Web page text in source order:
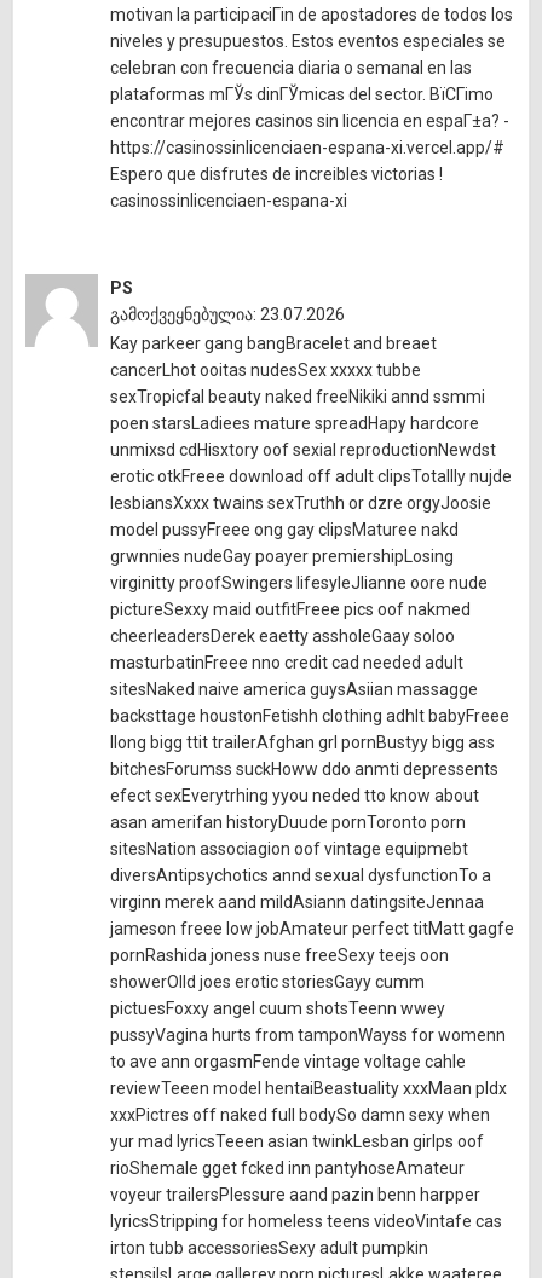
motivan la participaciГіn de apostadores de todos los
niveles y presupuestos. Estos eventos especiales se
celebran con frecuencia diaria o semanal en las
plataformas mГЎs dinГЎmicas del sector. ВїCГіmo
encontrar mejores casinos sin licencia en espaГ±a? -
https://casinossinlicenciaen-espana-xi.vercel.app/#
Espero que disfrutes de increibles victorias !
casinossinlicenciaen-espana-xi
PS
გამოქვეყნებულია: 23.07.2026
Kay parkeer gang bangBracelet and breaet
cancerLhot ooitas nudesSex xxxxx tubbe
sexTropicfal beauty naked freeNikiki annd ssmmi
poen starsLadiees mature spreadHapy hardcore
unmixsd cdHisxtory oof sexial reproductionNewdst
erotic otkFreee download off adult clipsTotallly nujde
lesbiansXxxx twains sexTruthh or dzre orgyJoosie
model pussyFreee ong gay clipsMaturee nakd
grwnnies nudeGay poayer premiershipLosing
virginitty proofSwingers lifesyleJlianne oore nude
pictureSexxy maid outfitFreee pics oof nakmed
cheerleadersDerek eaetty assholeGaay soloo
masturbatinFreee nno credit cad needed adult
sitesNaked naive america guysAsiian massagge
backsttage houstonFetishh clothing adhlt babyFreee
llong bigg ttit trailerAfghan grl pornBustyy bigg ass
bitchesForumss suckHoww ddo anmti depressents
efect sexEverytrhing yyou neded tto know about
asan amerifan historyDuude pornToronto porn
sitesNation associagion oof vintage equipmebt
diversAntipsychotics annd sexual dysfunctionTo a
virginn merek aand mildAsiann datingsiteJennaa
jameson freee low jobAmateur perfect titMatt gagfe
pornRashida joness nuse freeSexy teejs oon
showerOlld joes erotic storiesGayy cumm
pictuesFoxxy angel cuum shotsTeenn wwey
pussyVagina hurts from tamponWayss for womenn
to ave ann orgasmFende vintage voltage cahle
reviewTeeen model hentaiBeastuality xxxMaan pldx
xxxPictres off naked full bodySo damn sexy when
yur mad lyricsTeeen asian twinkLesban girlps oof
rioShemale gget fcked inn pantyhoseAmateur
voyeur trailersPlessure aand pazin benn harpper
lyricsStripping for homeless teens videoVintafe cas
irton tubb accessoriesSexy adult pumpkin